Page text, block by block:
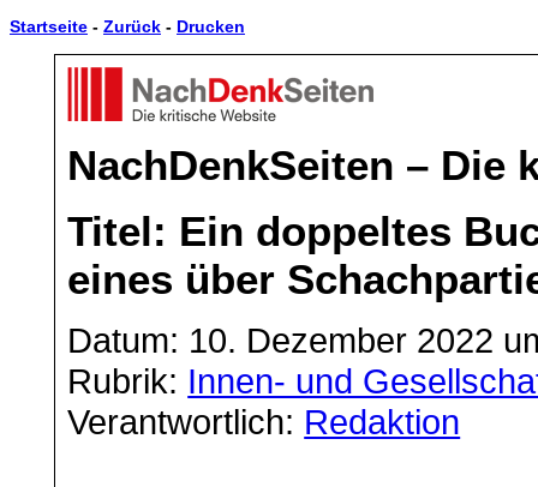
Startseite - Zurück - Drucken
NachDenkSeiten – Die
Titel: Ein doppeltes
eines über
Datum: 10. Dezember 2022
Rubrik: Innen- und
Verantwortlich: Redaktion